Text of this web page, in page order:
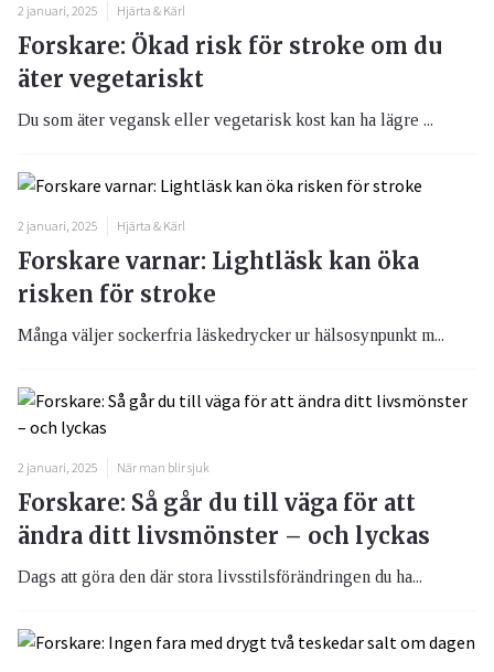
2 januari, 2025 Hjärta & Kärl
Forskare: Ökad risk för stroke om du
äter vegetariskt
Du som äter vegansk eller vegetarisk kost kan ha lägre ...
2 januari, 2025 Hjärta & Kärl
Forskare varnar: Lightläsk kan öka
risken för stroke
Många väljer sockerfria läskedrycker ur hälsosynpunkt m...
2 januari, 2025 När man blir sjuk
Forskare: Så går du till väga för att
ändra ditt livsmönster – och lyckas
Dags att göra den där stora livsstilsförändringen du ha...